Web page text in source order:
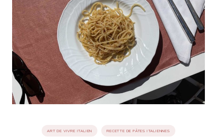
ITALIEN
joie de vivre
SUBLIME ! LE DÉCOR ITALIEN
LIRE
ARTISANAT ITALIEN
Toscane
ET FUGUEUSES
AND I
journal
bord
Dolce Follia
ART DE VIVRE ITALIEN RECETTE DE PÂTES ITALIENNES